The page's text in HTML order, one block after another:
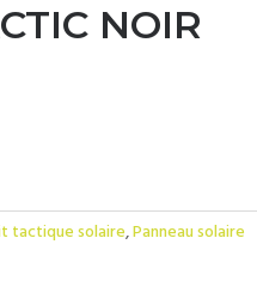
NOIR
tactique solaire,Panneau solaire